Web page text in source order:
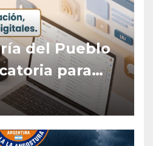
del Pueblo
para
de
Prensa y